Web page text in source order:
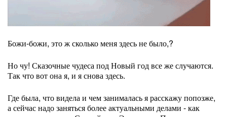
Божи-божи, это ж сколько меня здесь не было,?
Но чу! Сказочные чудеса под Новый год все же случаются.
Так что вот она я, и я снова здесь.
Где была, что видела и чем занималась я расскажу попозже,
а сейчас надо заняться более актуальными делами - как